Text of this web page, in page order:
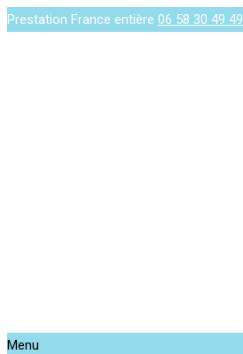
Prestation France entière 06 58 30 49 49
Menu